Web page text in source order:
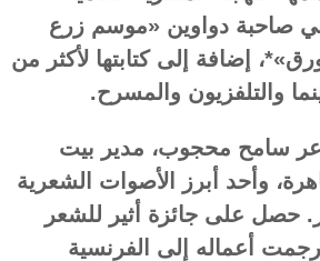
صاحبة دواوين «موسم زرع
إضافة إلى كتابتها لأكثر من
سامح محجوب، مدير بيت
وأحد أبرز الأصوات الشعرية
حصل على جائزة أثير للشعر
أعماله إلى الفرنسية